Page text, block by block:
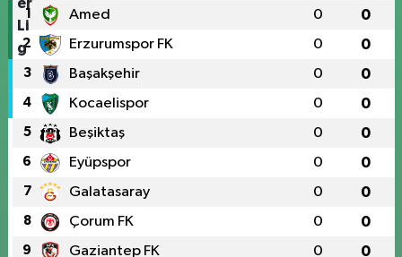
1 Amed 0 0
2 Erzurumspor FK 0 0
3 Başakşehir 0 0
4 Kocaelispor 0 0
5 Beşiktaş 0 0
6 Eyüpspor 0 0
7 Galatasaray 0 0
8 Çorum FK 0 0
9 Gaziantep FK 0 0